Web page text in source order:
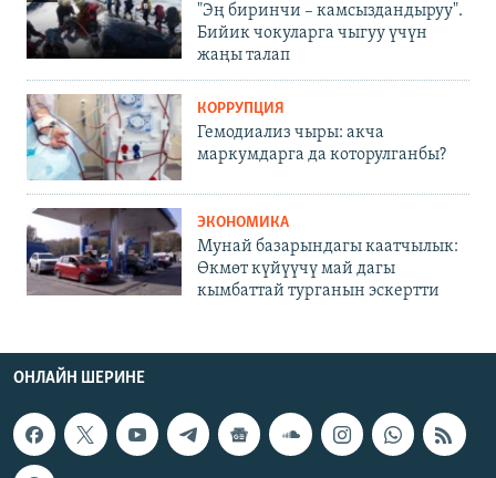
"Эң биринчи – камсыздандыруу".
Бийик чокуларга чыгуу үчүн
жаңы талап
КОРРУПЦИЯ
Гемодиализ чыры: акча
маркумдарга да которулганбы?
ЭКОНОМИКА
Мунай базарындагы каатчылык:
Өкмөт күйүүчү май дагы
кымбаттай турганын эскертти
ОНЛАЙН ШЕРИНЕ